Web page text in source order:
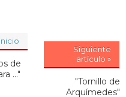
de
..."
Siguiente
artículo »
"Tornillo de
Arquímedes"